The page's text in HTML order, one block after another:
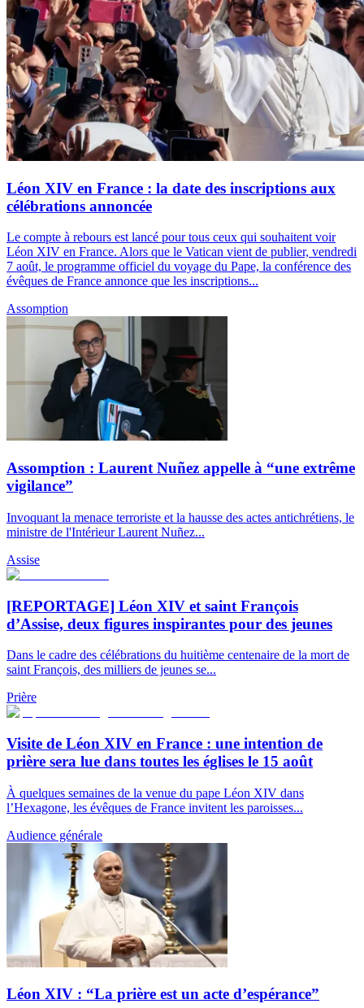
Léon XIV en France : la date des inscriptions aux
célébrations annoncée
Le compte à rebours est lancé pour tous ceux qui souhaitent voir
Léon XIV en France. Alors que le Vatican vient de publier, vendredi
7 août, le programme officiel du voyage du Pape, la conférence des
évêques de France annonce que les inscriptions...
Assomption
Assomption : Laurent Nuñez appelle à “une extrême
vigilance”
Invoquant la menace terroriste et la hausse des actes antichrétiens, le
ministre de l'Intérieur Laurent Nuñez...
Assise
[REPORTAGE] Léon XIV et saint François
d’Assise, deux figures inspirantes pour des jeunes
Dans le cadre des célébrations du huitième centenaire de la mort de
saint François, des milliers de jeunes se...
Prière
Visite de Léon XIV en France : une intention de
prière sera lue dans toutes les églises le 15 août
À quelques semaines de la venue du pape Léon XIV dans
l’Hexagone, les évêques de France invitent les paroisses...
Audience générale
Léon XIV : “La prière est un acte d’espérance”